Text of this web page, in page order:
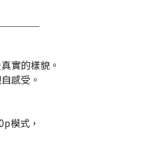
＿＿＿
實的樣貌。
感受。
模式，